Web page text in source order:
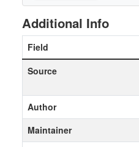
Additional Info
Field
Source
Author
Maintainer